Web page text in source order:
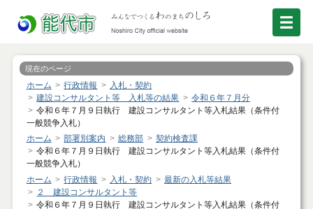
現在のページ
ホーム 行政情報
入札・契約
建設コンサルタント等 入札等の結果
令和６年７月分
令和６年７月９日執行 建設コンサルタント等入札結果（条件付
一般競争入札）
ホーム
部署別案内 総務部
契約検査課
令和６年７月９日執行 建設コンサルタント等入札結果（条件付
一般競争入札）
ホーム
行政情報 入札・契約
最新の入札等結果
２ 建設コンサルタント等
令和６年７月９日執行 建設コンサルタント等入札結果（条件付